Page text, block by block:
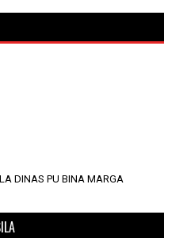
DINAS PU BINA MARGA